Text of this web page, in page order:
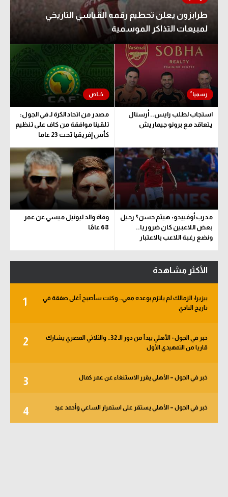
طرابزون يعلن تحطيم رقمه القياسي التاريخي
لمبيعات التذاكر الموسمية
استجاب لطلب رايس.. أرسنال
يتعاقد مع برونو جيماريش
مصدر من اتحاد الكرة لـ في الجول:
تلقينا موافقة من كاف على تنظيم
كأس إفريقيا تحت 23 عاما
مدرب أوفييدو: هيثم حسن؟ رحيل
بعض اللاعبين كان ضروريا..
ونضع رغبة اللاعب بالاعتبار
وفاة والد ليونيل ميسي عن عمر
68 عامًا
الأكثر مشاهدة
1
بيزيرا: الزمالك لم يلتزم بوعده معي.. وكنت سأصبح أغلى صفقة في
تاريخ النادي
2
خبر في الجول - الأهلي يبدأ من دور الـ 32.. والثلاثي المصري يشارك
قاريا من التمهيدي الأول
3 خبر في الجول – الأهلي يقرر الاستنغاء عن عمر كمال
4 خبر في الجول – الأهلي يستقر على استمرار الساعي وأحمد عيد